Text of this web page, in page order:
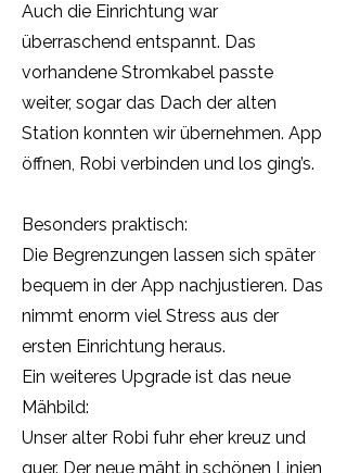
Auch die Einrichtung war
überraschend entspannt. Das
vorhandene Stromkabel passte
weiter, sogar das Dach der alten
Station konnten wir übernehmen. App
öffnen, Robi verbinden und los ging’s.
Besonders praktisch:
Die Begrenzungen lassen sich später
bequem in der App nachjustieren. Das
nimmt enorm viel Stress aus der
ersten Einrichtung heraus.
Ein weiteres Upgrade ist das neue
Mähbild:
Unser alter Robi fuhr eher kreuz und
quer. Der neue mäht in schönen Linien